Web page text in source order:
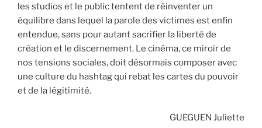
les studios et le public tentent de réinventer un
équilibre dans lequel la parole des victimes est enfin
entendue, sans pour autant sacrifier la liberté de
création et le discernement. Le cinéma, ce miroir de
nos tensions sociales, doit désormais composer avec
une culture du hashtag qui rebat les cartes du pouvoir
et de la légitimité.
GUEGUEN Juliette